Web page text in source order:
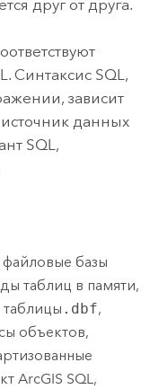
друг от друга.
Синтаксис SQL,
зависит
данных
SQL,
базы
таблиц в памяти,
таблицы .dbf,
объектов,
ArcGIS SQL,